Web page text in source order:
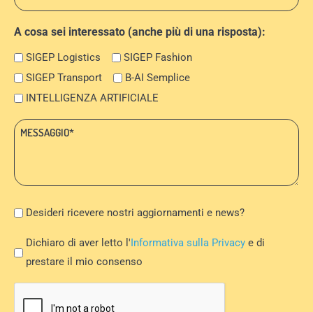
*
A cosa sei interessato (anche più di una risposta):
SIGEP Logistics
SIGEP Fashion
SIGEP Transport
B-AI Semplice
INTELLIGENZA ARTIFICIALE
Messaggio:
Newsletter
Desideri ricevere nostri aggiornamenti e news?
Privacy
Policy
*
Dichiaro di aver letto l'Informativa sulla Privacy e di
prestare il mio consenso